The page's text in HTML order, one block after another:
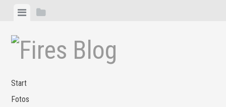
Zum
springen
MenüSeitenleiste
Start
Fotos